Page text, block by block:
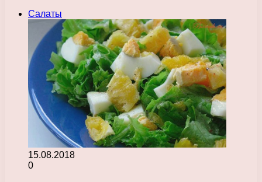
Салаты
15.08.2018
0